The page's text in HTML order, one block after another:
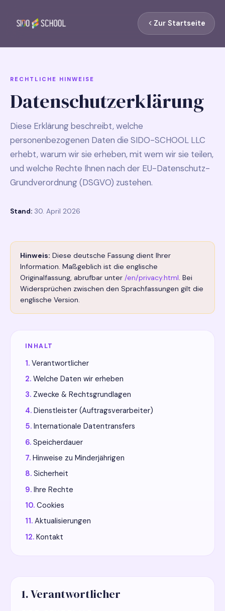
Zur Startseite
RECHTLICHE HINWEISE
Datenschutzerklärung
Diese Erklärung beschreibt, welche
personenbezogenen Daten die SIDO-SCHOOL LLC
erhebt, warum wir sie erheben, mit wem wir sie teilen,
und welche Rechte Ihnen nach der EU-Datenschutz-
Grundverordnung (DSGVO) zustehen.
Stand: 30. April 2026
Hinweis: Diese deutsche Fassung dient Ihrer
Information. Maßgeblich ist die englische
Originalfassung, abrufbar unter/en/privacy.html. Bei
Widersprüchen zwischen den Sprachfassungen gilt die
englische Version.
INHALT
Verantwortlicher
Welche Daten wir erheben
Zwecke & Rechtsgrundlagen
Dienstleister (Auftragsverarbeiter)
Internationale Datentransfers
Speicherdauer
Hinweise zu Minderjährigen
Sicherheit
Ihre Rechte
Cookies
Aktualisierungen
Kontakt
1. Verantwortlicher